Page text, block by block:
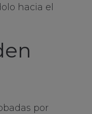
hacia el
por